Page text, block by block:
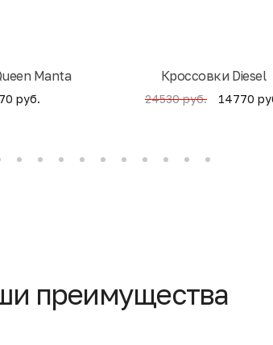
Manta
руб.
Кроссовки Diesel
24530 руб. 14770
преимущества